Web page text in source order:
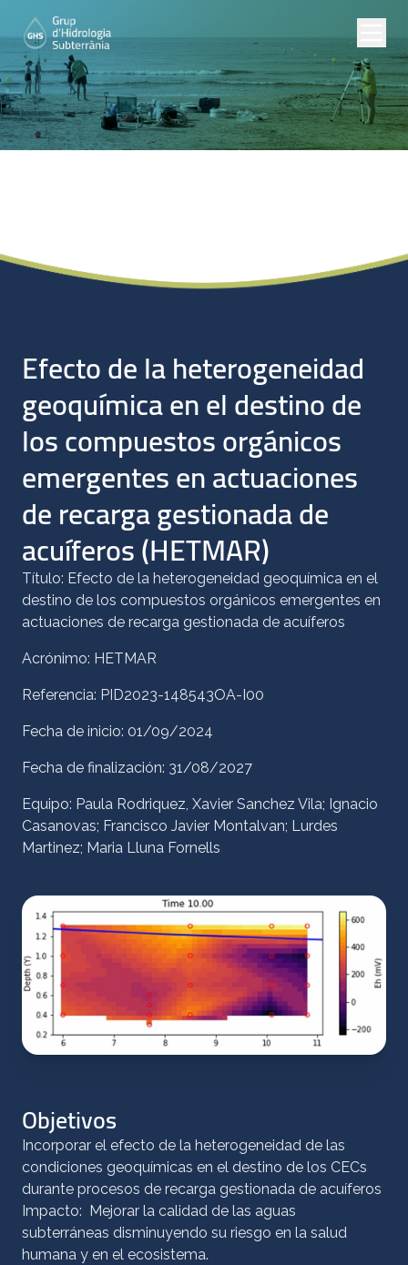
Efecto de la heterogeneidad
geoquímica en el destino de
los compuestos orgánicos
emergentes en actuaciones
de recarga gestionada de
acuíferos (HETMAR)
Título: Efecto de la heterogeneidad geoquímica en el
destino de los compuestos orgánicos emergentes en
actuaciones de recarga gestionada de acuíferos
Acrónimo: HETMAR
Referencia: PID2023-148543OA-I00
Fecha de inicio: 01/09/2024
Fecha de finalización: 31/08/2027
Equipo: Paula Rodriquez, Xavier Sanchez Vila; Ignacio
Casanovas; Francisco Javier Montalvan; Lurdes
Martinez; Maria Lluna Fornells
Objetivos
Incorporar el efecto de la heterogeneidad de las
condiciones geoquímicas en el destino de los CECs
durante procesos de recarga gestionada de acuíferos
Impacto: Mejorar la calidad de las aguas
subterráneas disminuyendo su riesgo en la salud
humana y en el ecosistema.